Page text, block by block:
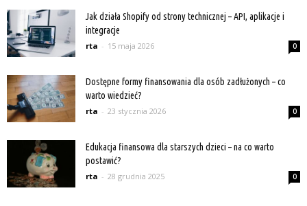
Jak działa Shopify od strony technicznej – API, aplikacje i
integracje
rta - 15 maja 2026 0
Dostępne formy finansowania dla osób zadłużonych – co
warto wiedzieć?
rta - 23 stycznia 2026 0
Edukacja finansowa dla starszych dzieci – na co warto
postawić?
rta - 28 grudnia 2025 0